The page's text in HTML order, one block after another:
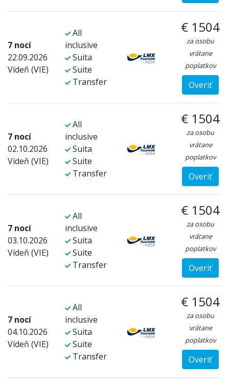
7 nocí
22.09.2026
Vídeň (VIE)
All
inclusive
Suita
Suite
Transfer
€ 1504
za osobu
vrátane
poplatkov
Overiť
7 nocí
02.10.2026
Vídeň (VIE)
All
inclusive
Suita
Suite
Transfer
€ 1504
za osobu
vrátane
poplatkov
Overiť
7 nocí
03.10.2026
Vídeň (VIE)
All
inclusive
Suita
Suite
Transfer
€ 1504
za osobu
vrátane
poplatkov
Overiť
7 nocí
04.10.2026
Vídeň (VIE)
All
inclusive
Suita
Suite
Transfer
€ 1504
za osobu
vrátane
poplatkov
Overiť